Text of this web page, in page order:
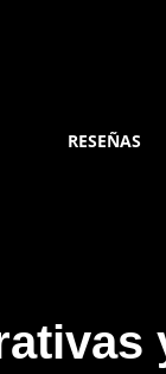
RESEÑAS